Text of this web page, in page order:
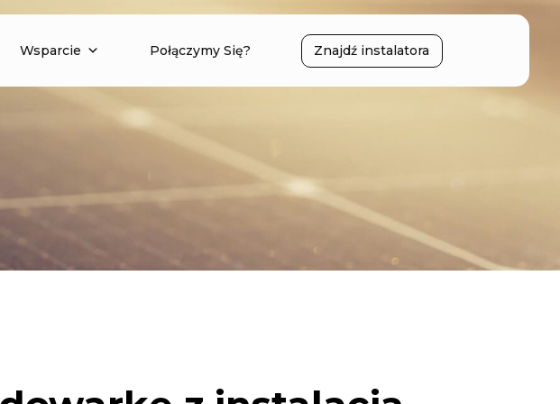
Wsparcie Połączymy Się? Znajdź instalatora